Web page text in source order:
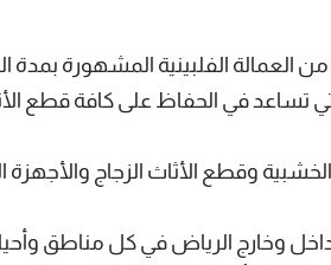
العمالة الفلبينية المشهورة بمدة
تساعد في الحفاظ على كافة قطع
وقطع الأثاث الزجاج والأجهزة
وخارج الرياض في كل مناطق